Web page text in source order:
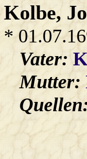
Kolbe,
*
Vater:
Mutter: